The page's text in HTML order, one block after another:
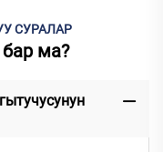
СУРАЛАР
ма?